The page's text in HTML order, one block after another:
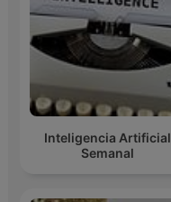
Inteligencia Artificial
Semanal